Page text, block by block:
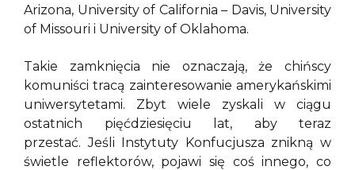
Arizona, University of California – Davis, University
of Missouri i University of Oklahoma.
Takie zamknięcia nie oznaczają, że chińscy
komuniści tracą zainteresowanie amerykańskimi
uniwersytetami. Zbyt wiele zyskali w ciągu
ostatnich pięćdziesięciu lat, aby teraz
przestać. Jeśli Instytuty Konfucjusza znikną w
świetle reflektorów, pojawi się coś innego, co